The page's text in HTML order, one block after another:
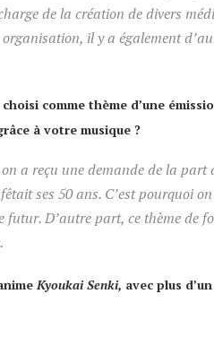
de la création de divers
il y a également
comme thème d’une
à votre musique ?
on a reçu une demande de la part
ses 50 ans. C’est pourquoi
futur. D’autre part, ce thème de
Kyoukai Senki, avec plus